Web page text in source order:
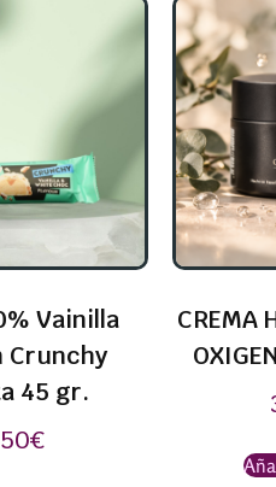
Vainilla
Crunchy
45 gr.
€
CREMA